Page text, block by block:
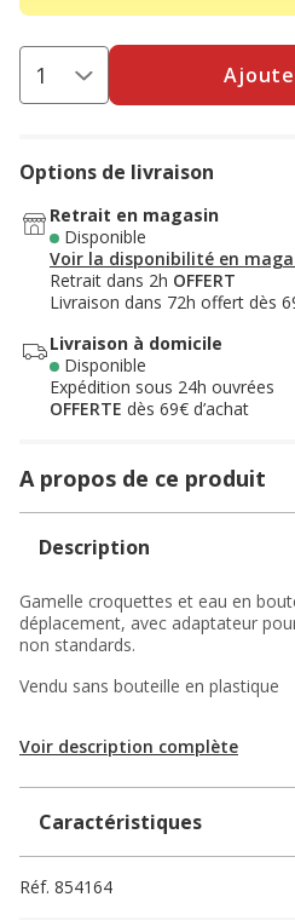
Options de livraison
Retrait en magasin
Disponible
Voir la disponibilité en
Retrait dans 2h OFFERT
Livraison dans 72h offert dès
Livraison à domicile
Disponible
Expédition sous 24h ouvrées
OFFERTE dès 69€ d’achat
A propos de ce produit
Description
Gamelle croquettes et eau en
déplacement, avec adaptateur
non standards.
Vendu sans bouteille en plastique
Voir description complète
Caractéristiques
Réf. 854164